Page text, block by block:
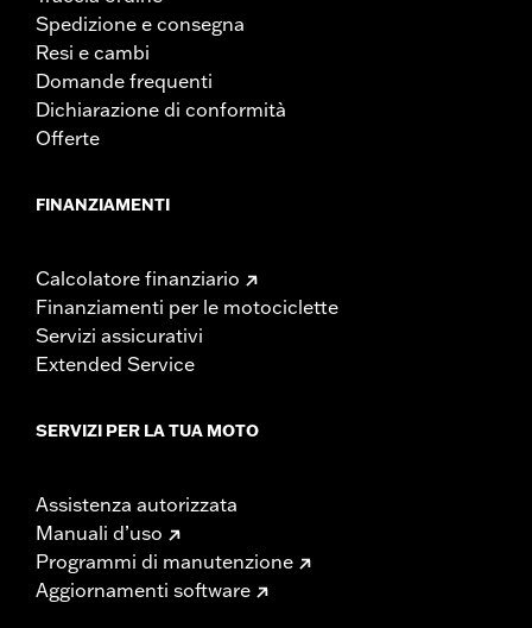
Spedizione e consegna
Resi e cambi
Domande frequenti
Dichiarazione di conformità
Offerte
FINANZIAMENTI
Calcolatore finanziario
Finanziamenti per le motociclette
Servizi assicurativi
Extended Service
SERVIZI PER LA TUA MOTO
Assistenza autorizzata
Manuali d’uso
Programmi di manutenzione
Aggiornamenti software